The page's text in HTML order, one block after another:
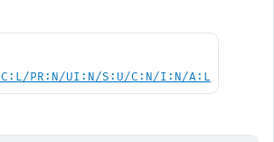
PR:N/UI:N/S:U/C:N/I:N/A:L